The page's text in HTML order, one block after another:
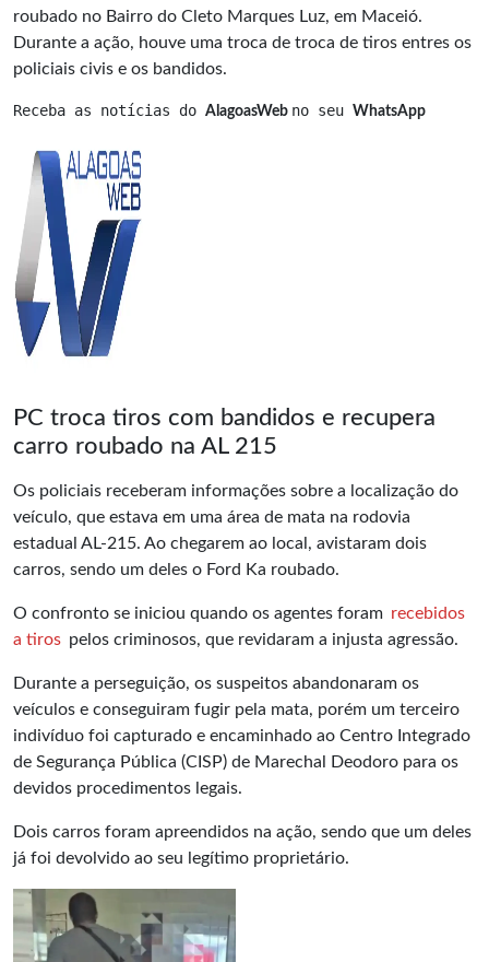
roubado no Bairro do Cleto Marques Luz, em Maceió.
Durante a ação, houve uma troca de troca de tiros entres os
policiais civis e os bandidos.
Receba as notícias do AlagoasWeb no seu WhatsApp
PC troca tiros com bandidos e recupera
carro roubado na AL 215
Os policiais receberam informações sobre a localização do
veículo, que estava em uma área de mata na rodovia
estadual AL-215. Ao chegarem ao local, avistaram dois
carros, sendo um deles o Ford Ka roubado.
O confronto se iniciou quando os agentes foram recebidos
a tiros pelos criminosos, que revidaram a injusta agressão.
Durante a perseguição, os suspeitos abandonaram os
veículos e conseguiram fugir pela mata, porém um terceiro
indivíduo foi capturado e encaminhado ao Centro Integrado
de Segurança Pública (CISP) de Marechal Deodoro para os
devidos procedimentos legais.
Dois carros foram apreendidos na ação, sendo que um deles
já foi devolvido ao seu legítimo proprietário.